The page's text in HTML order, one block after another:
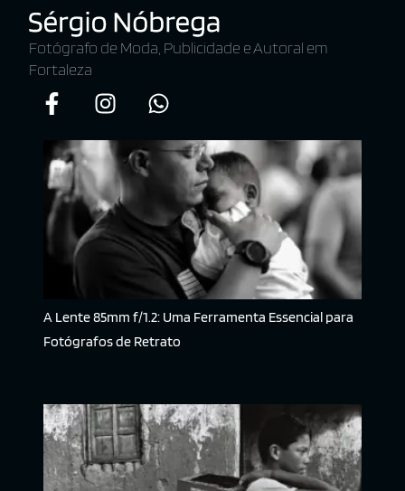
Fotógrafo de Moda, Publicidade e Autoral em
Fortaleza
A Lente 85mm f/1.2: Uma Ferramenta Essencial para
Fotógrafos de Retrato